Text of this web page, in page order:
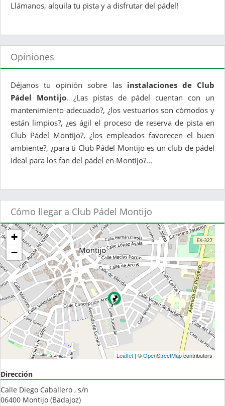
Llámanos, alquila tu pista y a disfrutar del pádel!
Opiniones
Déjanos tu opinión sobre las instalaciones de Club
Pádel Montijo. ¿Las pistas de pádel cuentan con un
mantenimiento adecuado?, ¿los vestuarios son cómodos y
están limpios?, ¿es ágil el proceso de reserva de pista en
Club Pádel Montijo?, ¿los empleados favorecen el buen
ambiente?, ¿para ti Club Pádel Montijo es un club de pádel
ideal para los fan del pádel en Montijo?...
Cómo llegar a Club Pádel Montijo
+
−
Leaflet| ©OpenStreetMapcontributors
Dirección
Calle Diego Caballero , s/n
06400 Montijo (Badajoz)